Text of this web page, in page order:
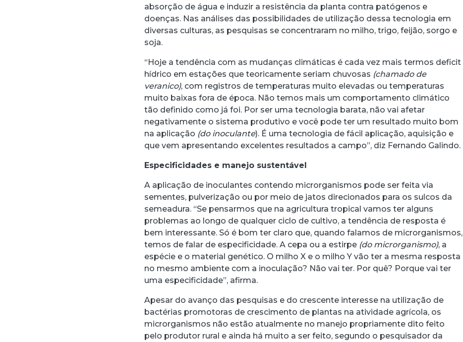
absorção de água e induzir a resistência da planta contra patógenos e
doenças. Nas análises das possibilidades de utilização dessa tecnologia em
diversas culturas, as pesquisas se concentraram no milho, trigo, feijão, sorgo e
soja.
“Hoje a tendência com as mudanças climáticas é cada vez mais termos deficit
hídrico em estações que teoricamente seriam chuvosas (chamado de
veranico), com registros de temperaturas muito elevadas ou temperaturas
muito baixas fora de época. Não temos mais um comportamento climático
tão definido como já foi. Por ser uma tecnologia barata, não vai afetar
negativamente o sistema produtivo e você pode ter um resultado muito bom
na aplicação (do inoculante). É uma tecnologia de fácil aplicação, aquisição e
que vem apresentando excelentes resultados a campo”, diz Fernando Galindo.
Especificidades e manejo sustentável
A aplicação de inoculantes contendo microrganismos pode ser feita via
sementes, pulverização ou por meio de jatos direcionados para os sulcos da
semeadura. “Se pensarmos que na agricultura tropical vamos ter alguns
problemas ao longo de qualquer ciclo de cultivo, a tendência de resposta é
bem interessante. Só é bom ter claro que, quando falamos de microrganismos,
temos de falar de especificidade. A cepa ou a estirpe (do microrganismo), a
espécie e o material genético. O milho X e o milho Y vão ter a mesma resposta
no mesmo ambiente com a inoculação? Não vai ter. Por quê? Porque vai ter
uma especificidade”, afirma.
Apesar do avanço das pesquisas e do crescente interesse na utilização de
bactérias promotoras de crescimento de plantas na atividade agrícola, os
microrganismos não estão atualmente no manejo propriamente dito feito
pelo produtor rural e ainda há muito a ser feito, segundo o pesquisador da